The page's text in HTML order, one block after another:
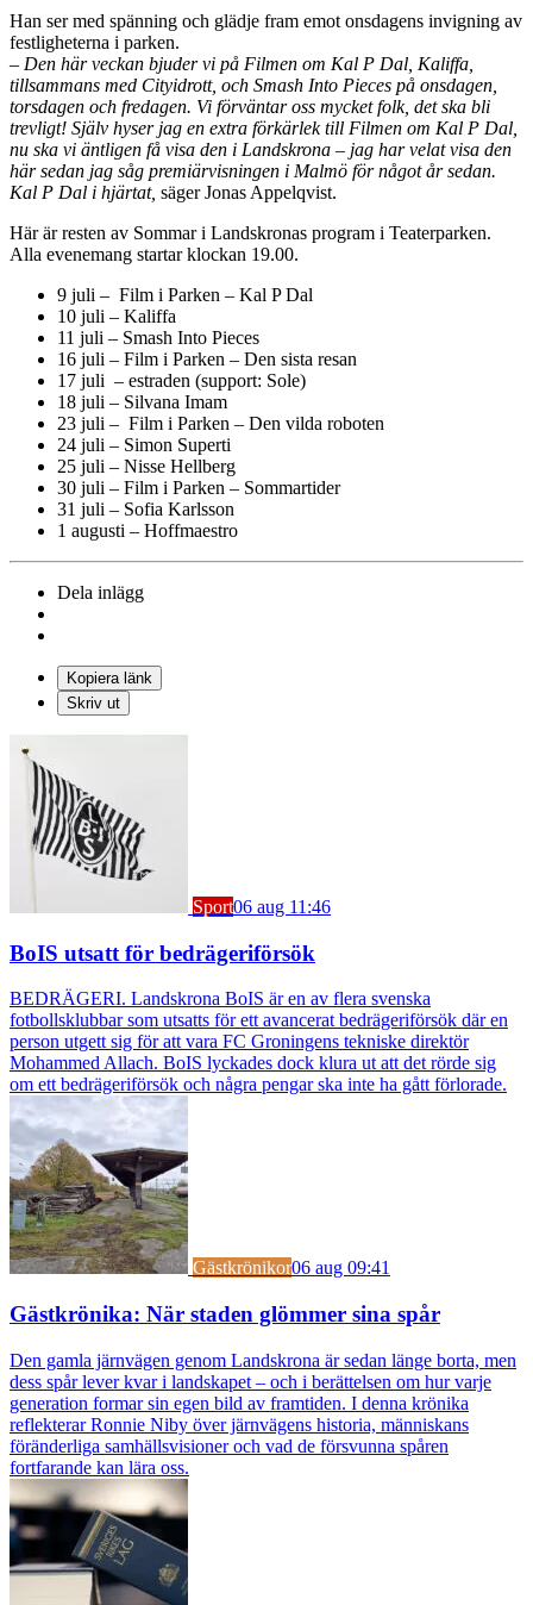
Han ser med spänning och glädje fram emot onsdagens invigning av
festligheterna i parken.
– Den här veckan bjuder vi på Filmen om Kal P Dal, Kaliffa,
tillsammans med Cityidrott, och Smash Into Pieces på onsdagen,
torsdagen och fredagen. Vi förväntar oss mycket folk, det ska bli
trevligt! Själv hyser jag en extra förkärlek till Filmen om Kal P Dal,
nu ska vi äntligen få visa den i Landskrona – jag har velat visa den
här sedan jag såg premiärvisningen i Malmö för något år sedan.
Kal P Dal i hjärtat, säger Jonas Appelqvist.
Här är resten av Sommar i Landskronas program i Teaterparken.
Alla evenemang startar klockan 19.00.
9 juli – Film i Parken – Kal P Dal
10 juli – Kaliffa
11 juli – Smash Into Pieces
16 juli – Film i Parken – Den sista resan
17 juli – estraden (support: Sole)
18 juli – Silvana Imam
23 juli – Film i Parken – Den vilda roboten
24 juli – Simon Superti
25 juli – Nisse Hellberg
30 juli – Film i Parken – Sommartider
31 juli – Sofia Karlsson
1 augusti – Hoffmaestro
Dela inlägg
Kopiera länk
Skriv ut
Sport06 aug 11:46
BoIS utsatt för bedrägeriförsök
BEDRÄGERI. Landskrona BoIS är en av flera svenska
fotbollsklubbar som utsatts för ett avancerat bedrägeriförsök där en
person utgett sig för att vara FC Groningens tekniske direktör
Mohammed Allach. BoIS lyckades dock klura ut att det rörde sig
om ett bedrägeriförsök och några pengar ska inte ha gått förlorade.
Gästkrönikor06 aug 09:41
Gästkrönika: När staden glömmer sina spår
Den gamla järnvägen genom Landskrona är sedan länge borta, men
dess spår lever kvar i landskapet – och i berättelsen om hur varje
generation formar sin egen bild av framtiden. I denna krönika
reflekterar Ronnie Niby över järnvägens historia, människans
föränderliga samhällsvisioner och vad de försvunna spåren
fortfarande kan lära oss.